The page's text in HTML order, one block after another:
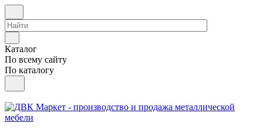
Каталог
По всему сайту
По каталогу